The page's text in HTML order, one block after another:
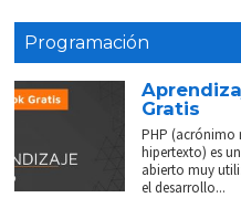
Programación
Gratis
PHP (acrónimo
hipertexto) es
abierto muy
el desarrollo...